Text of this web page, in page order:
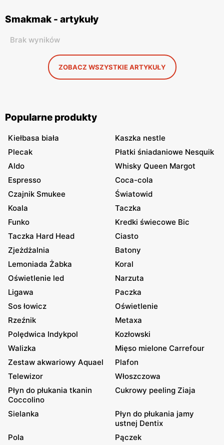
Smakmak - artykuły
Brak wyników
ZOBACZ WSZYSTKIE ARTYKUŁY
Popularne produkty
Kiełbasa biała
Kaszka nestle
Plecak
Płatki śniadaniowe Nesquik
Aldo
Whisky Queen Margot
Espresso
Coca-cola
Czajnik Smukee
Światowid
Koala
Taczka
Funko
Kredki świecowe Bic
Taczka Hard Head
Ciasto
Zjeżdżalnia
Batony
Lemoniada Żabka
Koral
Oświetlenie led
Narzuta
Ligawa
Paczka
Sos łowicz
Oświetlenie
Rzeźnik
Metaxa
Polędwica Indykpol
Kozłowski
Walizka
Mięso mielone Carrefour
Zestaw akwariowy Aquael
Plafon
Telewizor
Włoszczowa
Płyn do płukania tkanin
Coccolino
Cukrowy peeling Ziaja
Sielanka
Płyn do płukania jamy
ustnej Dentix
Pola
Pączek